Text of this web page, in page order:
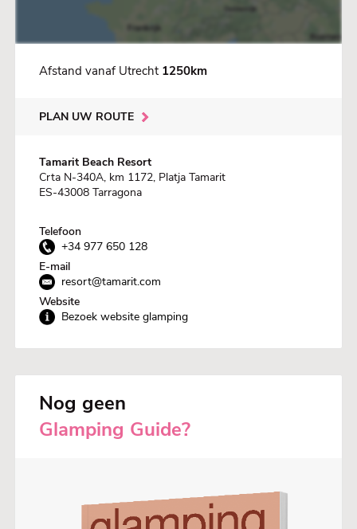
Afstand vanaf Utrecht 1250km
PLAN UW ROUTE
Tamarit Beach Resort
Crta N-340A, km 1172, Platja Tamarit
ES-43008 Tarragona
Telefoon
+34 977 650 128
E-mail
resort@tamarit.com
Website
Bezoek website glamping
Nog geen
Glamping Guide?